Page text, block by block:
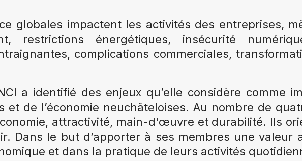
globales impactent les activités des entreprises,
restrictions énergétiques, insécurité
complications commerciales,
a identifié des enjeux qu’elle considère comme
et de l’économie neuchâteloises. Au nombre de
attractivité, main-d'œuvre et durabilité. Ils
Dans le but d’apporter à ses membres une valeur
et dans la pratique de leurs activités